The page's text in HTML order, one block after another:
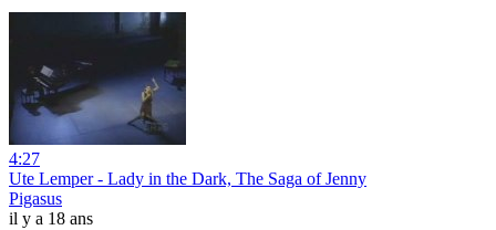
4:27
Ute Lemper - Lady in the Dark, The Saga of Jenny
Pigasus
il y a 18 ans